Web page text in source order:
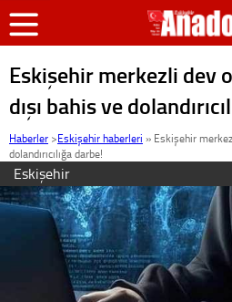
Eskişehir merkezli dev
dışı bahis ve
Haberler >Eskişehir haberleri » Eskişehir
dolandırıcılığa darbe!
Eskişehir